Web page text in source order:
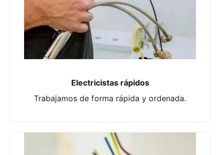
Electricistas rápidos
Trabajamos de forma rápida y ordenada.